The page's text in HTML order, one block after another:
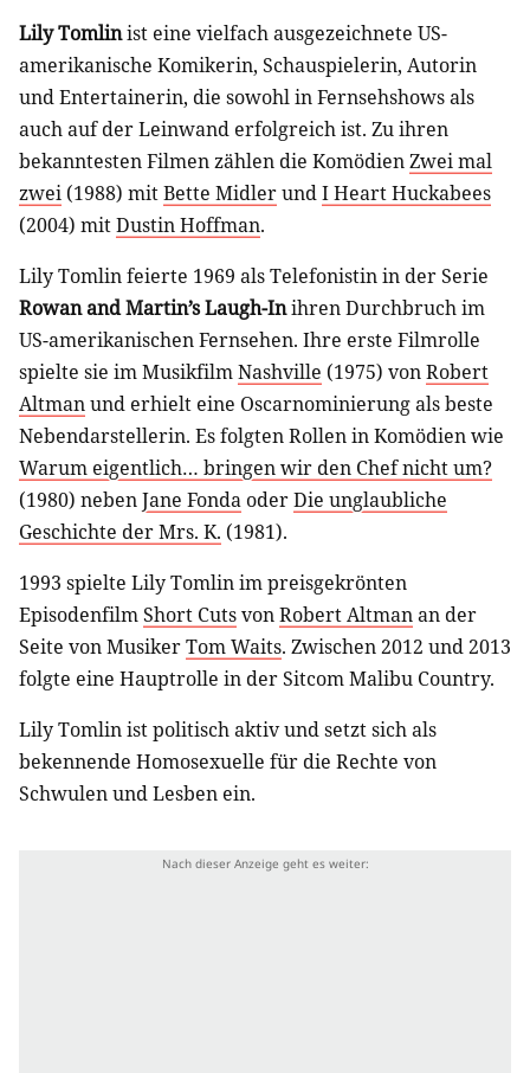
Lily Tomlinist eine vielfach ausgezeichnete US-
amerikanische Komikerin, Schauspielerin, Autorin
und Entertainerin, die sowohl in Fernsehshows als
auch auf der Leinwand erfolgreich ist. Zu ihren
bekanntesten Filmen zählen die KomödienZwei mal
zwei (1988) mitBette MidlerundI Heart Huckabees
(2004) mitDustin Hoffman.
Lily Tomlin feierte 1969 als Telefonistin in der Serie
Rowan and Martin’s Laugh-Inihren Durchbruch im
US-amerikanischen Fernsehen. Ihre erste Filmrolle
spielte sie im MusikfilmNashville (1975) vonRobert
Altmanund erhielt eine Oscarnominierung als beste
Nebendarstellerin. Es folgten Rollen in Komödien wie
Warum eigentlich… bringen wir den Chef nicht um?
(1980) nebenJane Fonda oderDie unglaubliche
Geschichte der Mrs. K. (1981).
1993 spielte Lily Tomlin im preisgekrönten
EpisodenfilmShort CutsvonRobert Altmanan der
Seite von MusikerTom Waits. Zwischen 2012 und 2013
folgte eine Hauptrolle in der Sitcom Malibu Country.
Lily Tomlin ist politisch aktiv und setzt sich als
bekennende Homosexuelle für die Rechte von
Schwulen und Lesben ein.